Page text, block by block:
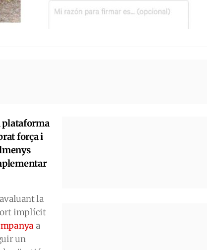
plataforma
força i
la
implícit
a
un